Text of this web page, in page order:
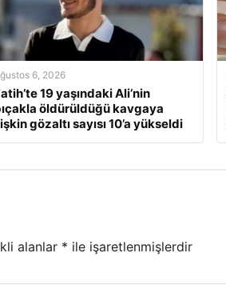
6, 2026
19 yaşındaki Ali’nin
öldürüldüğü kavgaya
gözaltı sayısı 10’a yükseldi
alanlar * ile işaretlenmişlerdir